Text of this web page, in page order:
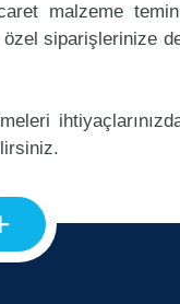
malzeme
özel siparişlerinize